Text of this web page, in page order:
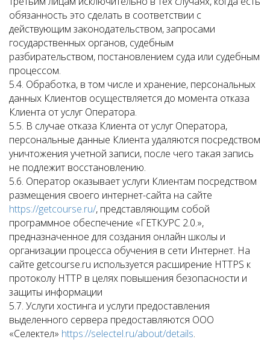
обязанность это сделать в соответствии с
действующим законодательством, запросами
государственных органов, судебным
разбирательством, постановлением суда или судебным
процессом.
5.4. Обработка, в том числе и хранение, персональных
данных Клиентов осуществляется до момента отказа
Клиента от услуг Оператора.
5.5. В случае отказа Клиента от услуг Оператора,
персональные данные Клиента удаляются посредством
уничтожения учетной записи, после чего такая запись
не подлежит восстановлению.
5.6. Оператор оказывает услуги Клиентам посредством
размещения своего интернет-сайта на сайте
https://getcourse.ru/, представляющим собой
программное обеспечение «ГЕТКУРС 2.0.»,
предназначенное для создания онлайн школы и
организации процесса обучения в сети Интернет. На
сайте getcourse.ru используется расширение HTTPS к
протоколу HTTP в целях повышения безопасности и
защиты информации
5.7. Услуги хостинга и услуги предоставления
выделенного сервера предоставляются ООО
«Селектел» https://selectel.ru/about/details.